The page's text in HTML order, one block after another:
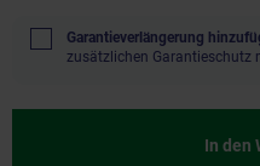
Garantieverlängerung
zusätzlichen Garantieschutz
In den